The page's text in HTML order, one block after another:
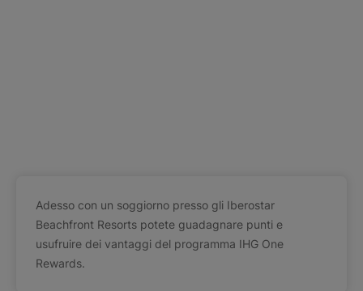
Adesso con un soggiorno presso gli Iberostar
Beachfront Resorts potete guadagnare punti e
usufruire dei vantaggi del programma IHG One
Rewards.